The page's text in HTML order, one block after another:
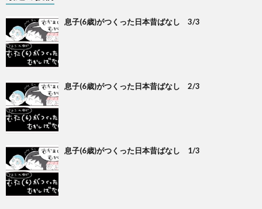
息子(6歳)がつくった日本昔ばなし 3/3
息子(6歳)がつくった日本昔ばなし 2/3
息子(6歳)がつくった日本昔ばなし 1/3